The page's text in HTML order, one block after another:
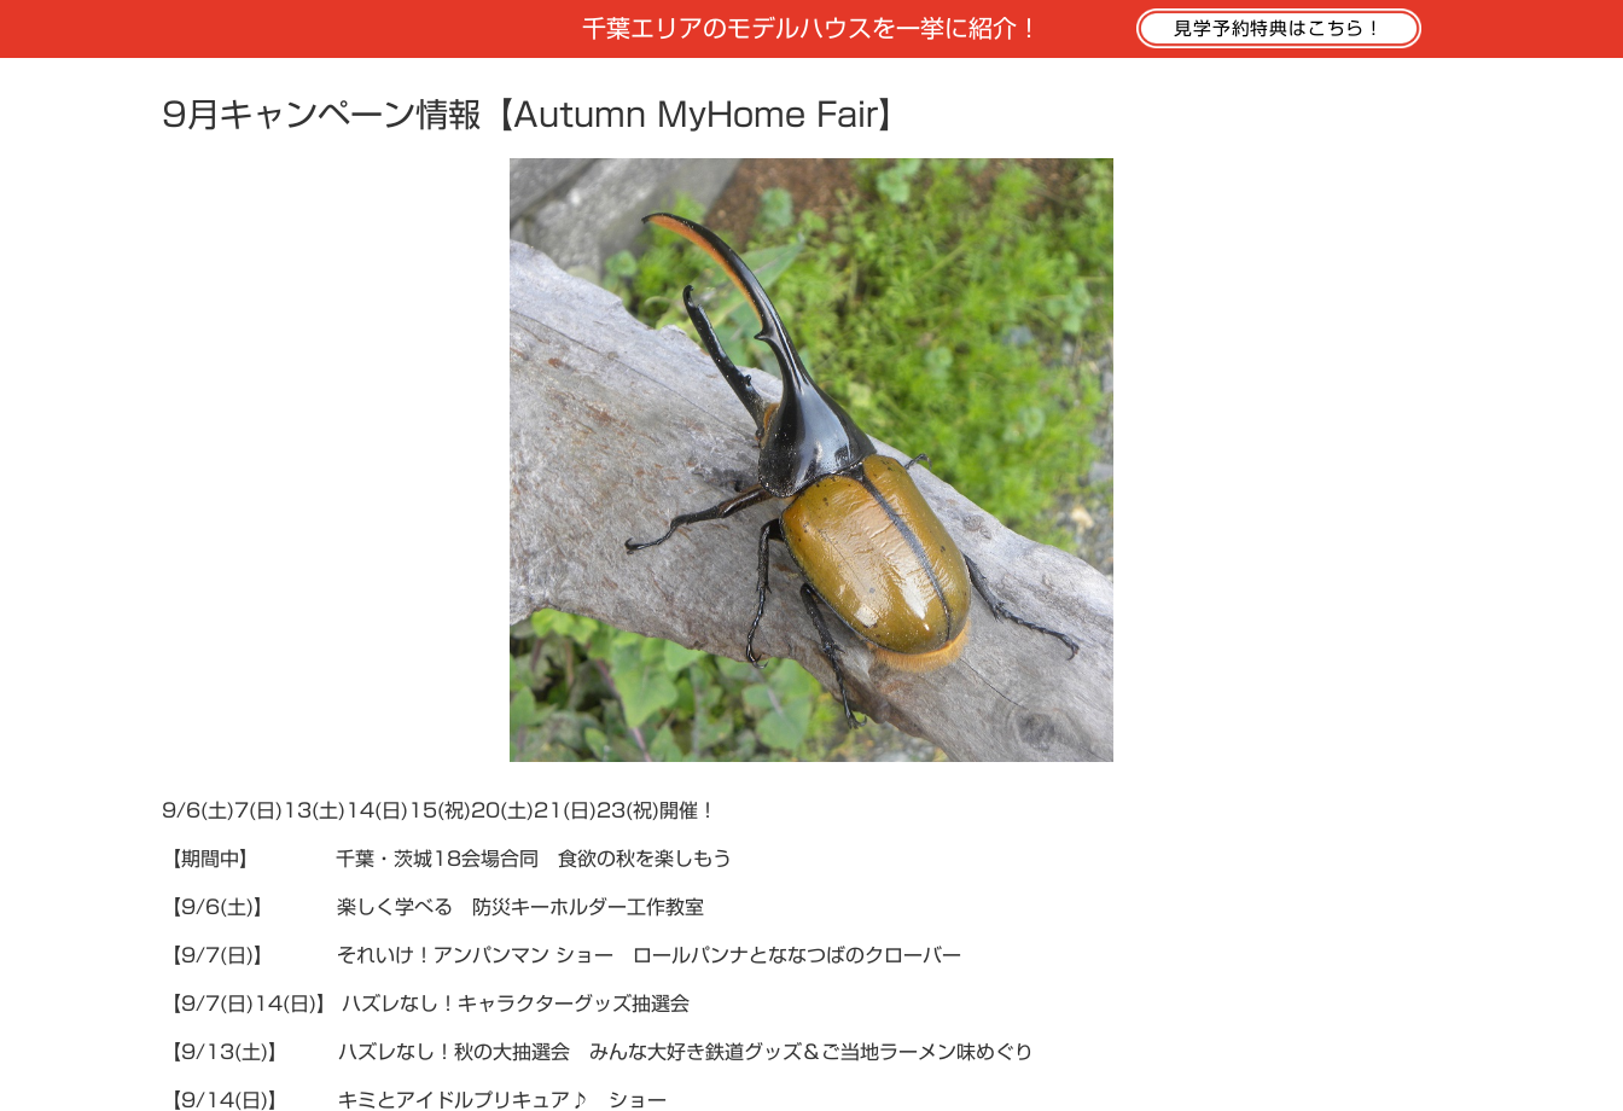
千葉エリアのモデルハウスを一挙に紹介！
9月キャンペーン情報【Autumn MyHome Fair】
9/6(土)7(日)13(土)14(日)15(祝)20(土)21(日)23(祝)開催！
【期間中】 千葉・茨城18会場合同 食欲の秋を楽しもう
【9/6(土)】 楽しく学べる 防災キーホルダー工作教室
【9/7(日)】 それいけ！アンパンマン ショー ロールパンナとななつばのクローバー
【9/7(日)14(日)】 ハズレなし！キャラクターグッズ抽選会
【9/13(土)】 ハズレなし！秋の大抽選会 みんな大好き鉄道グッズ＆ご当地ラーメン味めぐり
【9/14(日)】 キミとアイドルプリキュア♪ ショー